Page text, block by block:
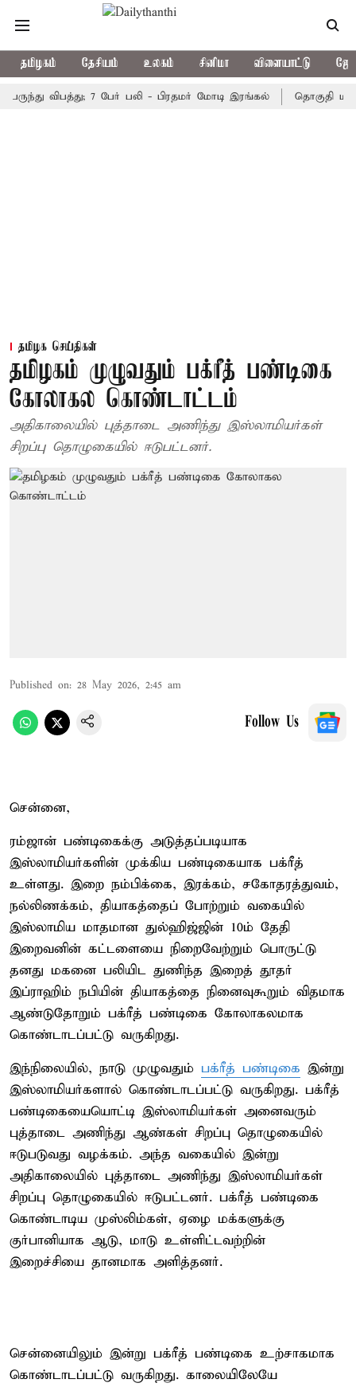
தமிழகம் தேசியம் உலகம் சினிமா விளையாட்டு
விபத்து; 7 பேர் பலி - பிரதமர் மோடி இரங்கல் தொகுதி
தமிழக செய்திகள்
தமிழகம் முழுவதும் பக்ரீத் பண்டிகை
கோலாகல கொண்டாட்டம்
அதிகாலையில் புத்தாடை அணிந்து இஸ்லாமியர்கள்
சிறப்பு தொழுகையில் ஈடுபட்டனர்.
Published on: 28 May 2026, 2:45 am
Follow Us
சென்னை,
ரம்ஜான் பண்டிகைக்கு அடுத்தப்படியாக
இஸ்லாமியர்களின் முக்கிய பண்டிகையாக பக்ரீத்
உள்ளது. இறை நம்பிக்கை, இரக்கம், சகோதரத்துவம்,
நல்லிணக்கம், தியாகத்தைப் போற்றும் வகையில்
இஸ்லாமிய மாதமான துல்ஹிஜ்ஜின் 10ம் தேதி
இறைவனின் கட்டளையை நிறைவேற்றும் பொருட்டு
தனது மகனை பலியிட துணிந்த இறைத் தூதர்
இப்ராஹிம் நபியின் தியாகத்தை நினைவுகூறும் விதமாக
ஆண்டுதோறும் பக்ரீத் பண்டிகை கோலாகலமாக
கொண்டாடப்பட்டு வருகிறது.
இந்நிலையில், நாடு முழுவதும் பக்ரீத் பண்டிகை இன்று
இஸ்லாமியர்களால் கொண்டாடப்பட்டு வருகிறது. பக்ரீத்
பண்டிகையையொட்டி இஸ்லாமியர்கள் அனைவரும்
புத்தாடை அணிந்து ஆண்கள் சிறப்பு தொழுகையில்
ஈடுபடுவது வழக்கம். அந்த வகையில் இன்று
அதிகாலையில் புத்தாடை அணிந்து இஸ்லாமியர்கள்
சிறப்பு தொழுகையில் ஈடுபட்டனர். பக்ரீத் பண்டிகை
கொண்டாடிய முஸ்லிம்கள், ஏழை மக்களுக்கு
குர்பானியாக ஆடு, மாடு உள்ளிட்டவற்றின்
இறைச்சியை தானமாக அளித்தனர்.
சென்னையிலும் இன்று பக்ரீத் பண்டிகை உற்சாகமாக
கொண்டாடப்பட்டு வருகிறது. காலையிலேயே